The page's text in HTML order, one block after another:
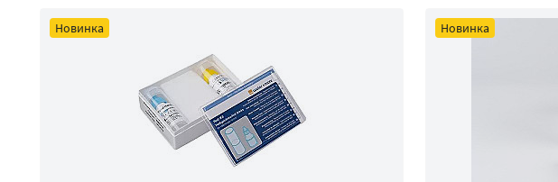
Новинка Новинка